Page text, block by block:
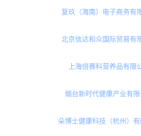
武汉轻食生物科技有限
山西云伴电子生物科技有
上海苏麦实业有限公
山东洁晶集团股份有限
山东固本堂健康产业开发集团股